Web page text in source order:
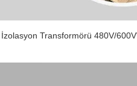
Transformörü 480V/